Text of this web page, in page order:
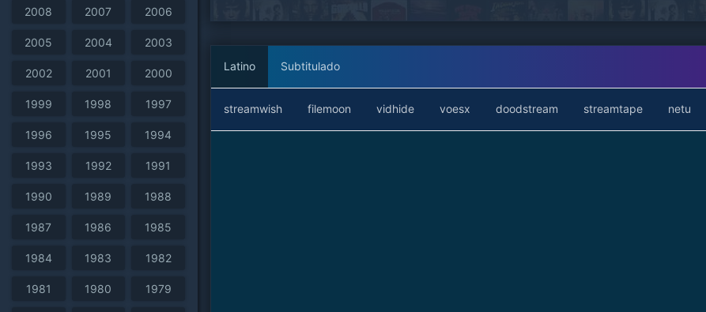
2008 2007 2006
2005 2004 2003
2002 2001 2000
1999 1998 1997
1996 1995 1994
1993 1992 1991
1990 1989 1988
1987 1986 1985
1984 1983 1982
1981 1980 1979
Latino Subtitulado
streamwish filemoon vidhide voesx doodstream streamtape netu